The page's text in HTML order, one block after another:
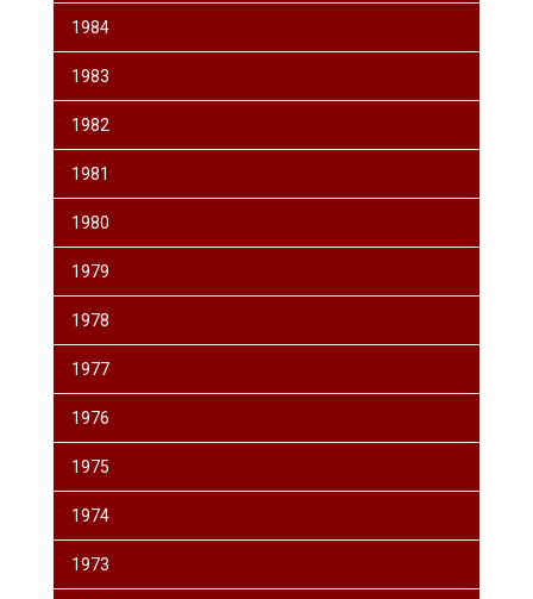
1984
1983
1982
1981
1980
1979
1978
1977
1976
1975
1974
1973